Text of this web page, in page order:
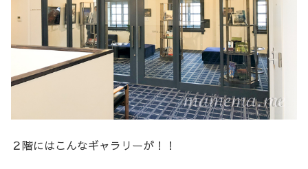
２階にはこんなギャラリーが！！